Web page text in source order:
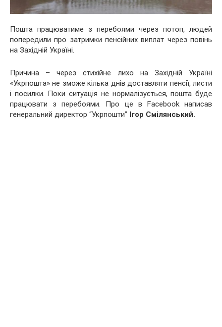
Пошта працюватиме з перебоями через потоп, людей
попередили про затримки пенсійних виплат через повінь
на Західній Україні.
Причина – через стихійне лихо на Західній Україні
«Укрпошта» не зможе кілька днів доставляти пенсії, листи
і посилки. Поки ситуація не нормалізується, пошта буде
працювати з перебоями. Про це в Facebook написав
генеральний директор “Укрпошти” Ігор Смілянський.